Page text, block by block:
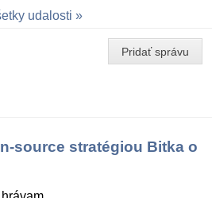
udalosti
Pridať správu
source stratégiou Bitka o